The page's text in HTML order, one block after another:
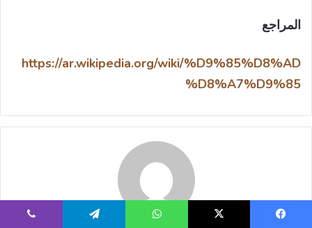
المراجع
https://ar.wikipedia.org/wiki/%D9%85%D8%AD
%D8%A7%D9%85